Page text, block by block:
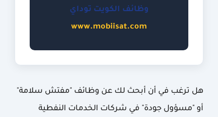
وظائف الكويت توداي
www.mobiisat.com
هل ترغب في أن أبحث لك عن وظائف "مفتش سلامة"
أو "مسؤول جودة" في شركات الخدمات النفطية